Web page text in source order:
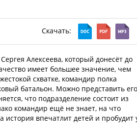
Скачать:
Алексеева, который донесёт до
имеет большее значение, чем
схватке, командир полка
батальон. Можно представить его
что подразделение состоит из
командир ещё не знает, на что
история впечатлит детей и пробудит